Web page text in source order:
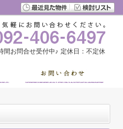
間お問合せ受付中♪ 定休日：不定休